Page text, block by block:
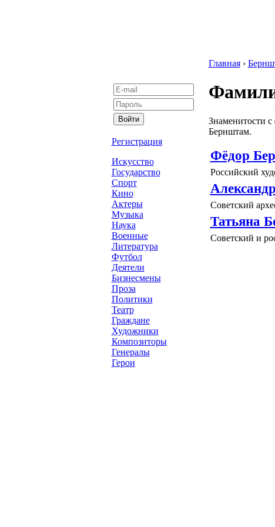
Регистрация
Искусство
Государство
Спорт
Кино
Актеры
Музыка
Наука
Военные
Литература
Футбол
Деятели
Бизнесмены
Проза
Политики
Театр
Граждане
Художники
Композиторы
Генералы
Герои
Главная›
Знаменитости
Бернштам.
Фёдор
Российский
Советский
Татьяна
Советский и